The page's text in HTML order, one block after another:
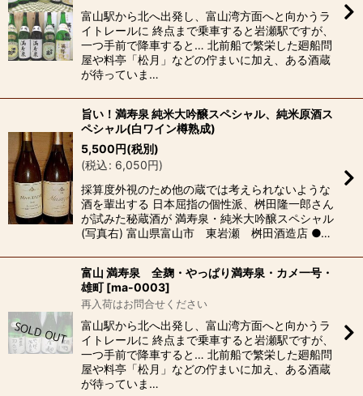
富山駅から北へ出発し、富山湾方面へと向かうラ
イトレールに 終点まで乗車すると岩瀬駅ですが、
一つ手前で降車すると… 北前船で繁栄した廻船問
屋や料亭「松月」などの佇まいに加え、ある酒蔵
が待っていま…
旨い！満寿泉 純米大吟醸スペシャル、純米原酒ス
ペシャル(白ワイン樽熟成)
5,500円(税別)
(税込: 6,050円)
採算度外視のため他の蔵では考えられないような
酒を輩出する 日本屈指の個性派、桝田隆一郎さん
が試みた秘蔵酒が 満寿泉・純米大吟醸スペシャル
(写真右) 富山県富山市 東岩瀬 桝田酒造店 ●…
富山 満寿泉 全麹・やっぱり満寿泉・カメ一号・
雄町 [ma-0003]
再入荷はお問合せください
富山駅から北へ出発し、富山湾方面へと向かうラ
イトレールに 終点まで乗車すると岩瀬駅ですが、
一つ手前で降車すると… 北前船で繁栄した廻船問
屋や料亭「松月」などの佇まいに加え、ある酒蔵
が待っていま…